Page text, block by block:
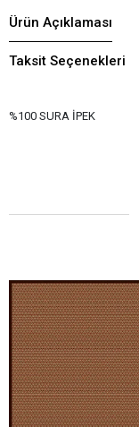
Ürün Açıklaması
Taksit Seçenekleri
%100 SURA İPEK